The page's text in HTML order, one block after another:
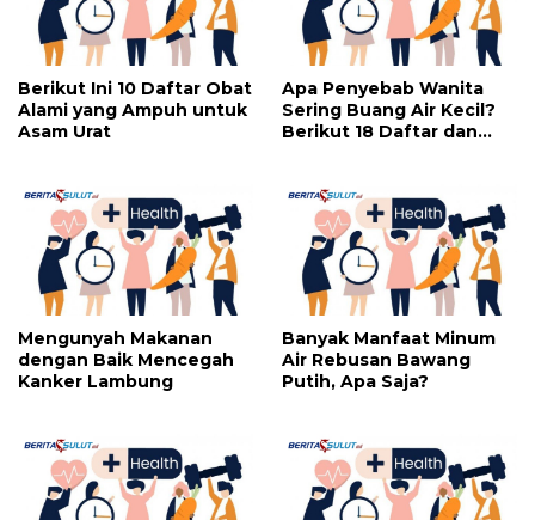
Berikut Ini 10 Daftar Obat
Alami yang Ampuh untuk
Asam Urat
Apa Penyebab Wanita
Sering Buang Air Kecil?
Berikut 18 Daftar dan
Mengunyah Makanan
dengan Baik Mencegah
Kanker Lambung
Banyak Manfaat Minum
Air Rebusan Bawang
Putih, Apa Saja?